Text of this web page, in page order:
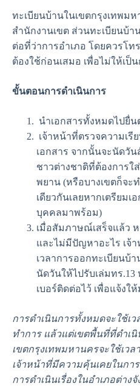
ทะเบียนบ้านในเขตกรุงเทพม
สำนักงานเขต ส่วนทะเบียนบ้า
ต่อที่ว่าการอำเภอ โดยควรโท
ต้องใช้ก่อนเสมอ เพื่อไม่ให้เป็น
ขั้นตอนการดำเนินการ
นำเอกสารทั้งหมดไปยื่น
เจ้าหน้าที่ตรวจความเ
เอกสาร จากนั้นจะนัดวั
ชาวต่างชาติที่ต้องการใ
พยาน (หรือบางเขตก็จ
เดียวกันเลยหากเตรียมเ
บุคคลมาพร้อม)
เมื่อสัมภาษณ์เสร็จแล้ว
และไม่มีปัญหาอะไร เจ้า
เวลาการออกทะเบียนบ้า
นัดวันให้ไปรับเล่มทร
เบอร์ติดต่อไว้ เพื่อแจ้งใ
การดำเนินการทั้งหมดจะใช้เว
ทำการ แล้วแต่เขตพื้นที่ที่ดำเ
เขตกรุงเทพมหานครจะใช้เวล
เจ้าหน้าที่มีความคุ้นเคยในกา
การดำเนินเรื่องในอำเภอต่าง